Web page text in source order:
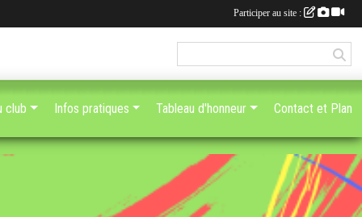
club Infos pratiques Tableau d'honneur Contact et Plan
Participer au site :